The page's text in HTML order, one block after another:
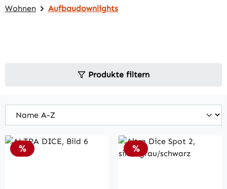
Wohnen Aufbaudownlights
Produkte filtern
Rabatt
% Rabatt
%